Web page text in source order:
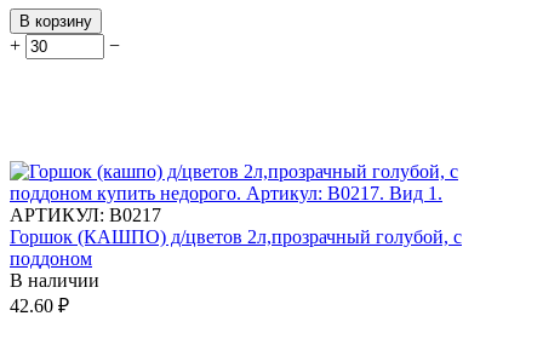
В корзину
+ −
АРТИКУЛ: В0217
Горшок (КАШПО) д/цветов 2л,прозрачный голубой, с
поддоном
В наличии
42.60 ₽